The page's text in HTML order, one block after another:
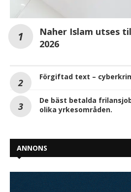
Naher Islam utses
2026
Förgiftad text –
De bäst betalda
olika yrkesområden.
ANNONS